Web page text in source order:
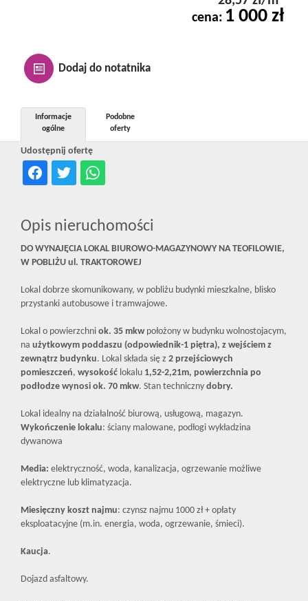
Kontakt
RODO
cena: 1 000 zł
Dodaj do notatnika
Udostępnij ofertę
Informacje
ogólne
Podobne
oferty
Opis nieruchomości
DO WYNAJĘCIA LOKAL BIUROWO-MAGAZYNOWY NA TEOFILOWIE,
W POBLIŻU ul. TRAKTOROWEJ
Lokal dobrze skomunikowany, w pobliżu budynki mieszkalne, blisko
przystanki autobusowe i tramwajowe.
Lokal o powierzchni ok. 35 mkwpołożony w budynku wolnostojacym,
na użytkowym poddaszu (odpowiednik-1 piętra), z wejściem z
zewnątrz budynku. Lokal składa się z 2 przejściowych
pomieszczeń, wysokość lokalu 1,52-2,21m, powierzchnia po
podłodze wynosi ok. 70 mkw. Stan techniczny dobry.
Lokal idealny na działalność biurową, usługową, magazyn.
Wykończenie lokalu: ściany malowane, podłogi wykładzina
dywanowa
Media: elektryczność, woda, kanalizacja, ogrzewanie możliwe
elektryczne lub klimatyzacja.
Miesięczny koszt najmu: czynsz najmu 1000 zł + opłaty
eksploatacyjne (m.in. energia, woda, ogrzewanie, śmieci).
Kaucja.
Dojazd asfaltowy.